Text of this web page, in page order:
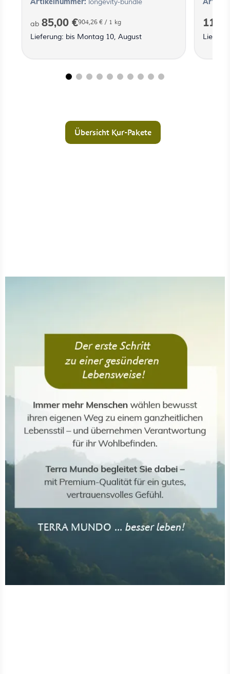
longevity-bundle
ab 85,00 €904,26 € / 1 kg
Lieferung: bis Montag 10, August
Übersicht Kur-Pakete